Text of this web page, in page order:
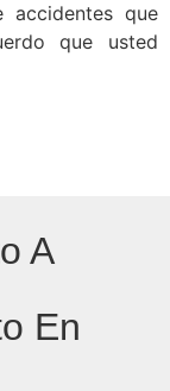
accidentes que
que usted
A
En